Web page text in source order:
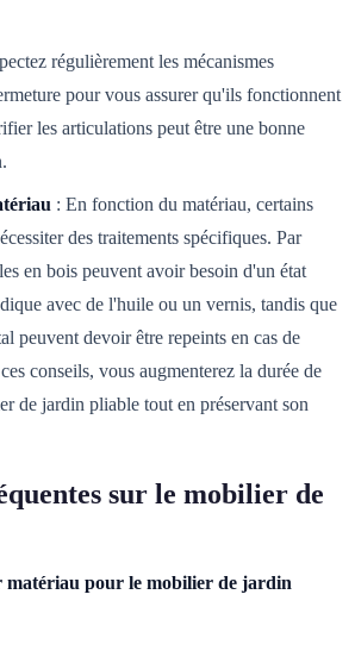
régulièrement les mécanismes
pour vous assurer qu'ils fonctionnent
les articulations peut être une bonne
: En fonction du matériau, certains
des traitements spécifiques. Par
en bois peuvent avoir besoin d'un état
avec de l'huile ou un vernis, tandis que
peuvent devoir être repeints en cas de
conseils, vous augmenterez la durée de
de jardin pliable tout en préservant son
sur le mobilier de
matériau pour le mobilier de jardin